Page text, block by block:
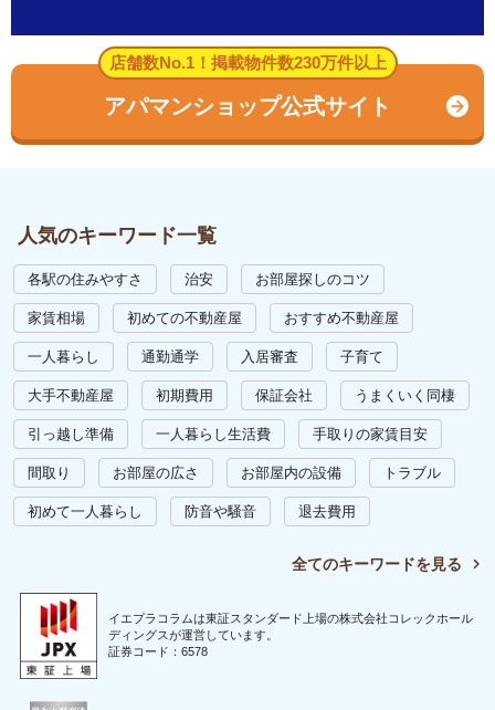
店舗数No.1！掲載物件数230万件以上
アパマンショップ公式サイト
人気のキーワード一覧
各駅の住みやすさ 治安 お部屋探しのコツ
家賃相場 初めての不動産屋 おすすめ不動産屋
一人暮らし 通勤通学 入居審査 子育て
大手不動産屋 初期費用 保証会社 うまくいく同棲
引っ越し準備 一人暮らし生活費 手取りの家賃目安
間取り お部屋の広さ お部屋内の設備 トラブル
初めて一人暮らし 防音や騒音 退去費用
全てのキーワードを見る
イエプラコラムは東証スタンダード上場の株式会社コレックホール
ディングスが運営しています。
証券コード：6578